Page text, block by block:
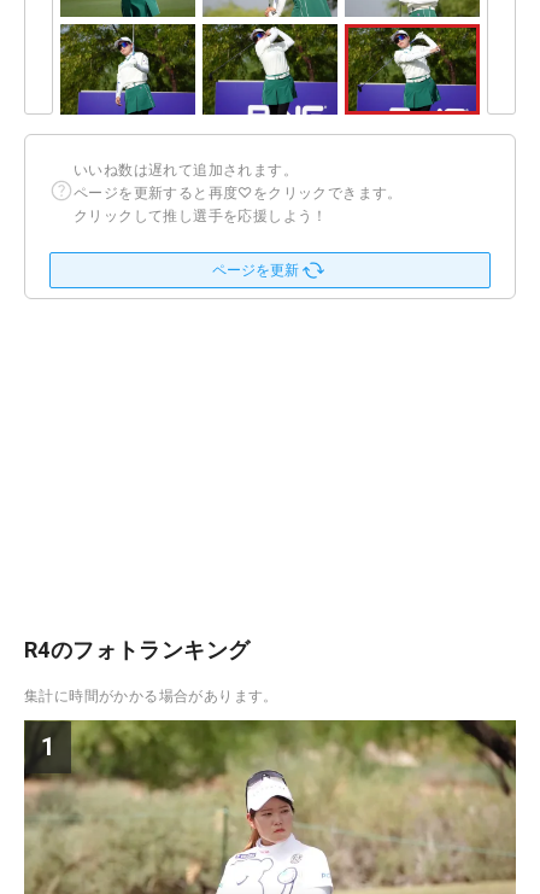
いいね数は遅れて追加されます。
ページを更新すると再度♡をクリックできます。
クリックして推し選手を応援しよう！
ページを更新
R4のフォトランキング
集計に時間がかかる場合があります。
1